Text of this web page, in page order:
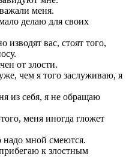
меня.
делаю для своих
вас, стоят того,
от злости.
чем я того заслуживаю, я
из себя, я не обращаю
меня иногда гложет
надо мной смеются.
к злостным